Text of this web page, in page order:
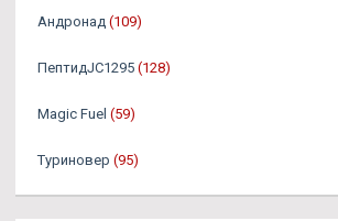
Андронад (109)
ПептидJC1295 (128)
Magic Fuel (59)
Туриновер (95)